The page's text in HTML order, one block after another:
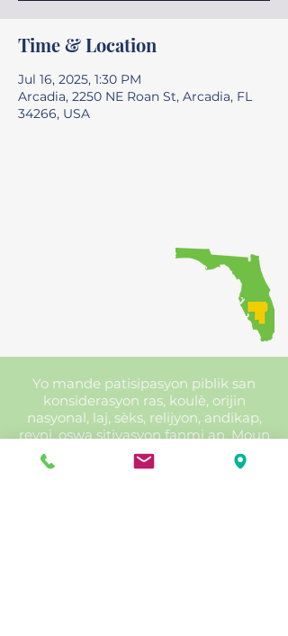
Time & Location
Jul 16, 2025, 1:30 PM
Arcadia, 2250 NE Roan St, Arcadia, FL
34266, USA
Yo mande patisipasyon piblik san
konsiderasyon ras, koulè, orijin
nasyonal, laj, sèks, relijyon, andikap,
revni, oswa sitiyasyon fanmi an. Moun
ki bezwen aranjman espesyal dapre
Lwa Ameriken andikape yo oswa